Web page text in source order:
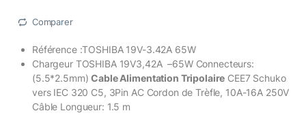
Comparer
Référence :TOSHIBA 19V-3.42A 65W
Chargeur TOSHIBA 19V3,42A –65W Connecteurs:
(5.5*2.5mm)Cable Alimentation Tripolaire CEE7 Schuko
vers IEC 320 C5, 3Pin AC Cordon de Trèfle, 10A-16A 250V
Câble Longueur: 1.5 m